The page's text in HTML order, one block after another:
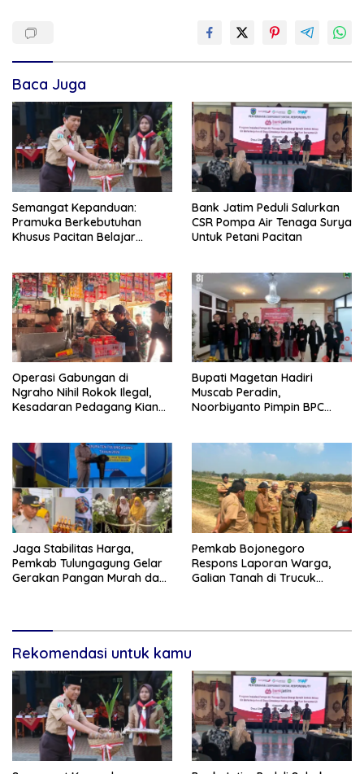
Baca Juga
Semangat Kepanduan:
Pramuka Berkebutuhan
Khusus Pacitan Belajar
Bank Jatim Peduli Salurkan
CSR Pompa Air Tenaga Surya
Untuk Petani Pacitan
Operasi Gabungan di
Ngraho Nihil Rokok Ilegal,
Kesadaran Pedagang Kian
Bupati Magetan Hadiri
Muscab Peradin,
Noorbiyanto Pimpin BPC
Jaga Stabilitas Harga,
Pemkab Tulungagung Gelar
Gerakan Pangan Murah dan
Pemkab Bojonegoro
Respons Laporan Warga,
Galian Tanah di Trucuk
Rekomendasi untuk kamu